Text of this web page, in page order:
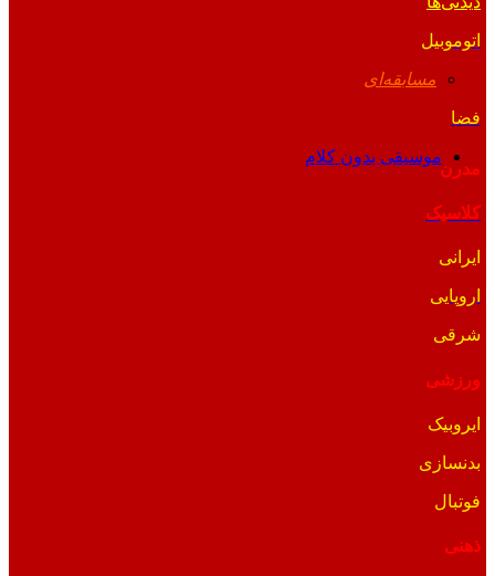
اتوموبیل
مسابقه‌ای
فضا
موسیقی بدون کلام
مدرن
کلاسیک
ایرانی
اروپایی
شرقی
ورزشی
ایروبیک
بدنسازی
فوتبال
ذهنی